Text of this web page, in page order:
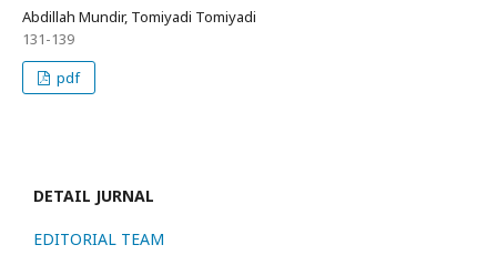
Abdillah Mundir, Tomiyadi Tomiyadi
131-139
pdf
DETAIL JURNAL
EDITORIAL TEAM